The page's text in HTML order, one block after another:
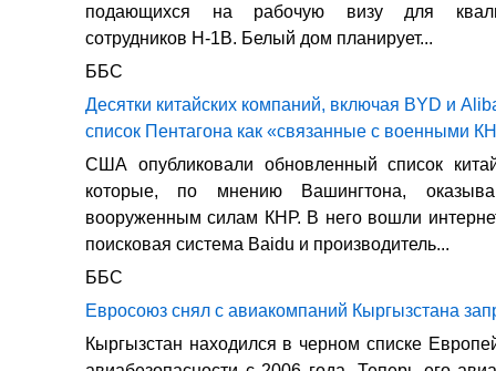
подающихся на рабочую визу для
сотрудников H-1B. Белый дом планирует...
ББС
Десятки китайских компаний, включая BYD и
список Пентагона как «связанные с военными
США опубликовали обновленный список
которые, по мнению Вашингтона,
вооруженным силам КНР. В него вошли
поисковая система Baidu и производитель...
ББС
Евросоюз снял с авиакомпаний Кыргызстана
Кыргызстан находился в черном списке